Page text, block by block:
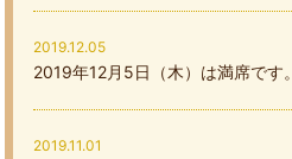
2019.12.05
2019年12月5日（木）は満席です。
2019.11.01